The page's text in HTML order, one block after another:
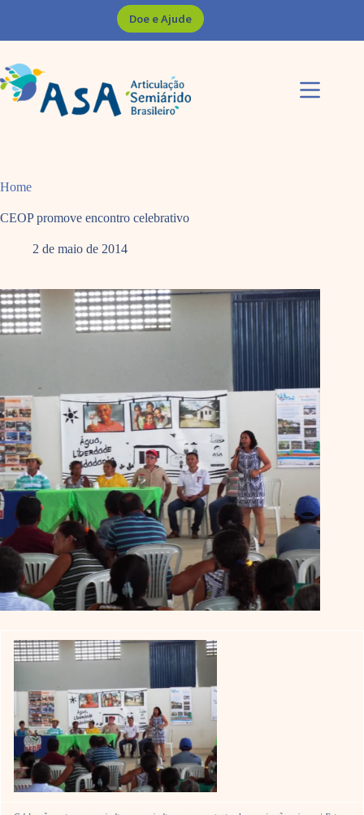
Doe e Ajude
Home
CEOP promove encontro celebrativo
2 de maio de 2014